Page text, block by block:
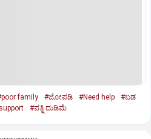
family #ಜೋಪಡಿ #Need help
#ಬಡ
#ಪತ್ನಿ ದುಡಿಮೆ